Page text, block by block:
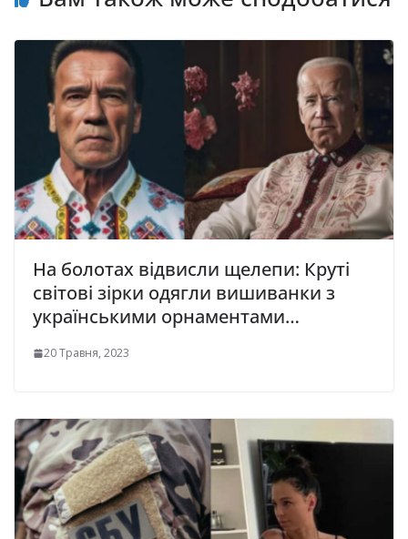
На болотах відвисли щелепи: Круті
світові зірки одягли вишиванки з
українськими орнаментами…
20 Травня, 2023